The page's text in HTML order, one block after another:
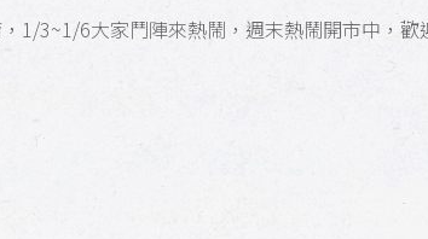
1/3~1/6大家鬥陣來熱鬧，週末熱鬧開市中，歡